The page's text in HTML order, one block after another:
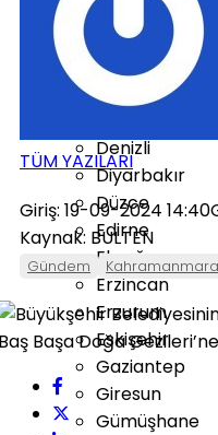
Bursa
Çanakkale
Çankırı
Denizli
Diyarbakır
Düzce
Edirne
Elazığ
Erzincan
Erzurum
Eskişehir
Gaziantep
Giresun
Gümüşhane
TÜM YAZILARI
Giriş: 19-09-2024 14:40
Kaynak: BULTEN
Gündem